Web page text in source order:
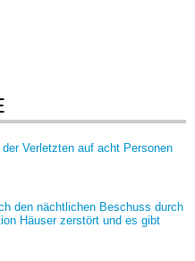
Verletzten auf acht Personen
den nächtlichen Beschuss durch
Häuser zerstört und es gibt